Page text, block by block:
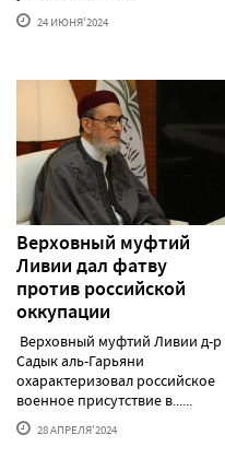
24 ИЮНЯ'2024
Верховный муфтий
Ливии дал фатву
против российской
оккупации
Верховный муфтий Ливии д-р
Садык аль-Гарьяни
охарактеризовал российское
военное присутствие в......
28 АПРЕЛЯ'2024